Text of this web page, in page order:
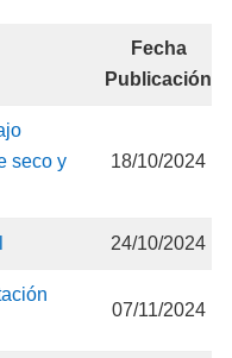
Fecha
Publicación
seco y
18/10/2024
24/10/2024
07/11/2024